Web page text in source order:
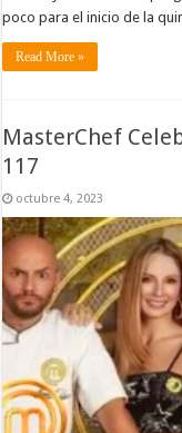
poco para el inicio de la
Read More »
MasterChef
117
octubre 4, 2023